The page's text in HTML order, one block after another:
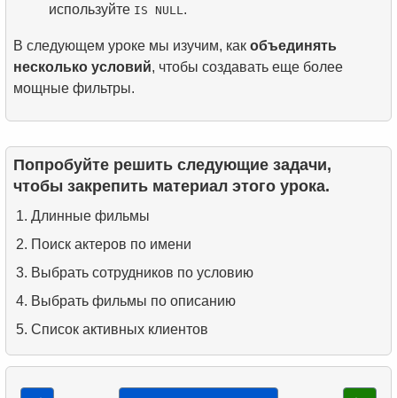
используйте IS NULL .
В следующем уроке мы изучим, как объединять
несколько условий, чтобы создавать еще более
мощные фильтры.
Попробуйте решить следующие задачи,
чтобы закрепить материал этого урока.
Длинные фильмы
Поиск актеров по имени
Выбрать сотрудников по условию
Выбрать фильмы по описанию
Список активных клиентов